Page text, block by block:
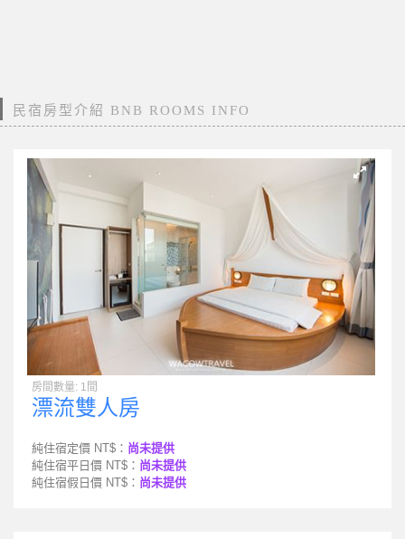
民宿房型介紹 BNB ROOMS INFO
房間數量: 1間
漂流雙人房
純住宿定價 NT$： 尚未提供
純住宿平日價 NT$： 尚未提供
純住宿假日價 NT$： 尚未提供